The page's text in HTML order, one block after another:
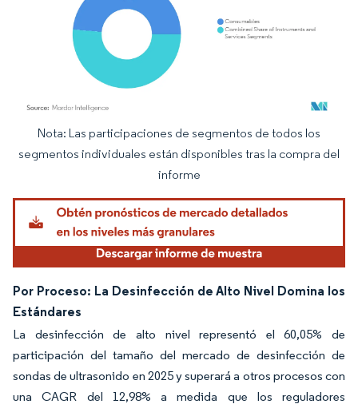
Imagen © Mordor Intelligence. El uso requiere atribución según CC BY 4.0.
Nota: Las participaciones de segmentos de todos los
segmentos individuales están disponibles tras la compra del
informe
Por Proceso: La Desinfección de Alto Nivel Domina los
Estándares
La desinfección de alto nivel representó el 60,05% de
participación del tamaño del mercado de desinfección de
sondas de ultrasonido en 2025 y superará a otros procesos con
una CAGR del 12,98% a medida que los reguladores